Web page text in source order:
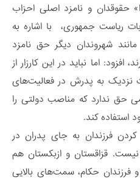
حقوقدان و نامزد اصلی احزاب
ریاست جمهوری، با اشاره به
شهروندان دیگر حق نامزد
اما نباید در این کارزار از
به پدرش در فعالیت‌های
حق ندارد که مناصب دولتی را
کند.
فرزندان به جای پدران در
قزاقستان و ازبکستان هم
حکام، سمت‌های بالایی